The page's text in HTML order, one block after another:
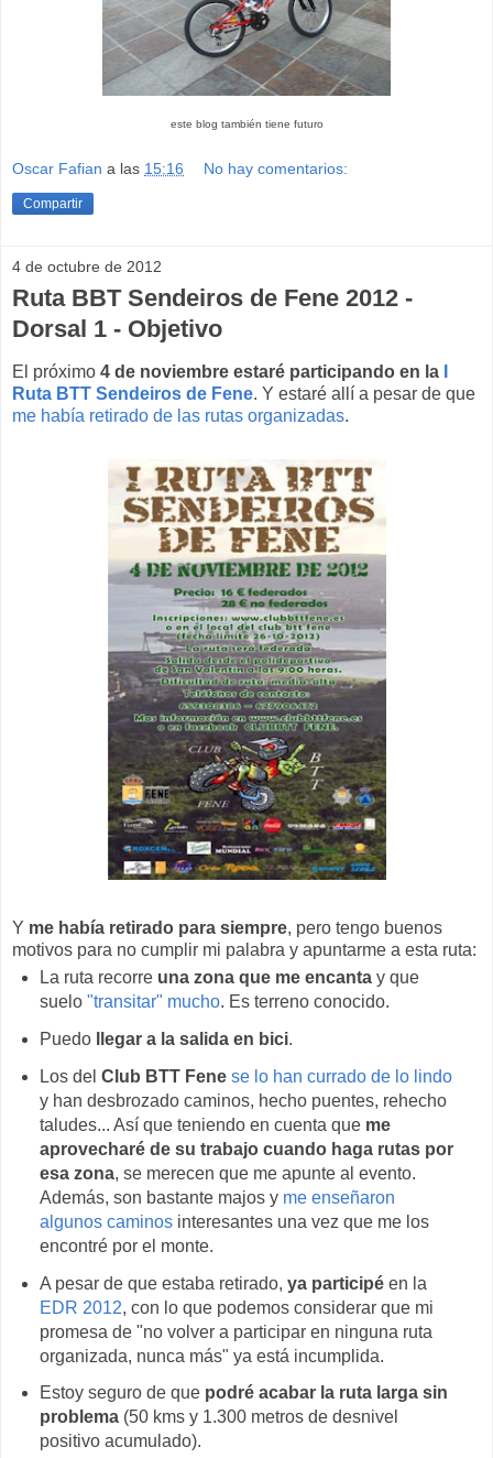
este blog también tiene futuro
Oscar Fafian a las 15:16 No hay comentarios:
Compartir
4 de octubre de 2012
Ruta BBT Sendeiros de Fene 2012 -
Dorsal 1 - Objetivo
El próximo 4 de noviembre estaré participando en la
Ruta BTT Sendeiros de Fene. Y estaré allí a pesar de que
me había retirado de las rutas organizadas.
Y me había retirado para siempre, pero tengo buenos
motivos para no cumplir mi palabra y apuntarme a esta ruta:
La ruta recorre una zona que me encantay que
suelo "transitar" mucho. Es terreno conocido.
Puedo
llegar a la salida en bici.
Los del Club BTT Fene se lo han currado de lo lindo
y han desbrozado caminos, hecho puentes, rehecho
taludes... Así que teniendo en cuenta que me
aprovecharé de su trabajo cuando haga rutas por
esa zona, se merecen que me apunte al evento.
Además, son bastante majos y me enseñaron
algunos caminosinteresantes una vez que me los
encontré por el monte.
A pesar de que estaba retirado, ya participéen la
EDR 2012, con lo que podemos considerar que mi
promesa de "no volver a participar en ninguna ruta
organizada, nunca más" ya está incumplida.
Estoy seguro de que podré acabar la ruta larga sin
problema(50 kms y 1.300 metros de desnivel
positivo acumulado).